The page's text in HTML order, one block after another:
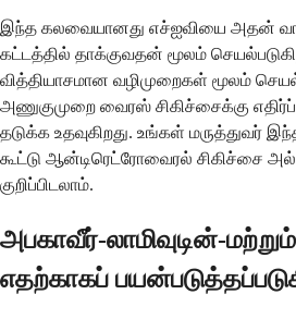
இந்த கலவையானது எச்ஐவியை அதன்
கட்டத்தில் தாக்குவதன் மூலம்
வித்தியாசமான வழிமுறைகள் மூலம்
அணுகுமுறை வைரஸ் சிகிச்சைக்கு
தடுக்க உதவுகிறது. உங்கள் மருத்துவர்
கூட்டு ஆன்டிரெட்ரோவைரல் சிகிச்சை
குறிப்பிடலாம்.
அபகாவீர்-லாமிவுடின்-
எதற்காகப்